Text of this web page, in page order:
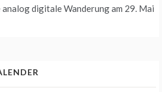
analog digitale Wanderungam 29. Mai